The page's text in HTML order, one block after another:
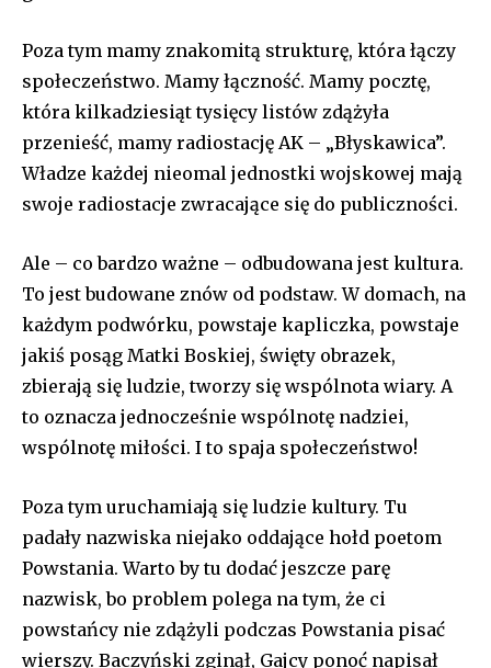
Poza tym mamy znakomitą strukturę, która łączy
społeczeństwo. Mamy łączność. Mamy pocztę,
która kilkadziesiąt tysięcy listów zdążyła
przenieść, mamy radiostację AK – „Błyskawica”.
Władze każdej nieomal jednostki wojskowej mają
swoje radiostacje zwracające się do publiczności.
Ale – co bardzo ważne – odbudowana jest kultura.
To jest budowane znów od podstaw. W domach, na
każdym podwórku, powstaje kapliczka, powstaje
jakiś posąg Matki Boskiej, święty obrazek,
zbierają się ludzie, tworzy się wspólnota wiary. A
to oznacza jednocześnie wspólnotę nadziei,
wspólnotę miłości. I to spaja społeczeństwo!
Poza tym uruchamiają się ludzie kultury. Tu
padały nazwiska niejako oddające hołd poetom
Powstania. Warto by tu dodać jeszcze parę
nazwisk, bo problem polega na tym, że ci
powstańcy nie zdążyli podczas Powstania pisać
wierszy. Baczyński zginął, Gajcy ponoć napisał